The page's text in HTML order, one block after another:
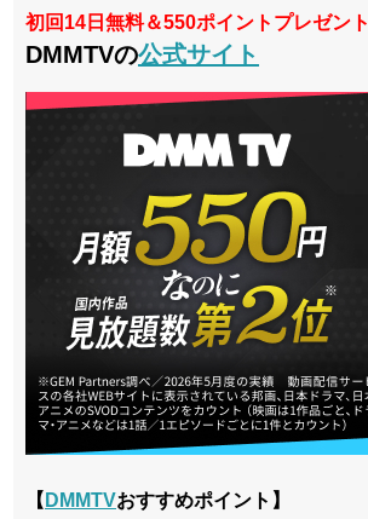
初回14日無料＆550ポイントプレゼント
DMMTVの公式サイト
【 DMMTVおすすめポイント】